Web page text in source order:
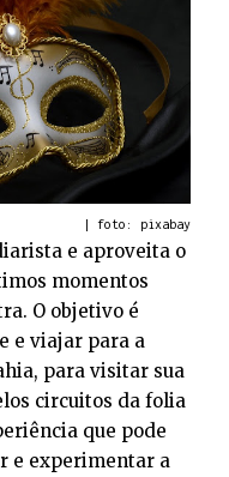
| foto: pixabay
e aproveita o
momentos
O objetivo é
e viajar para a
para visitar sua
circuitos da folia
que pode
e experimentar a